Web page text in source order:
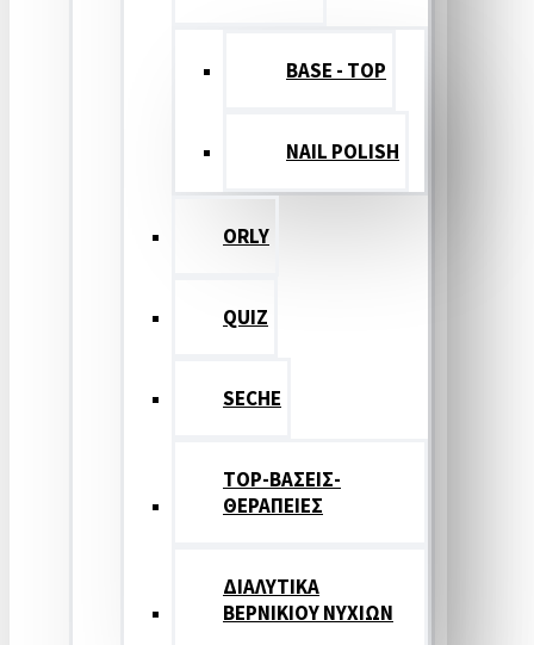
BASE - TOP
NAIL POLISH
ORLY
QUIZ
SECHE
TOP-ΒΑΣΕΙΣ-
ΘΕΡΑΠΕΙΕΣ
ΔΙΑΛΥΤΙΚΑ
ΒΕΡΝΙΚΙΟΥ ΝΥΧΙΩΝ